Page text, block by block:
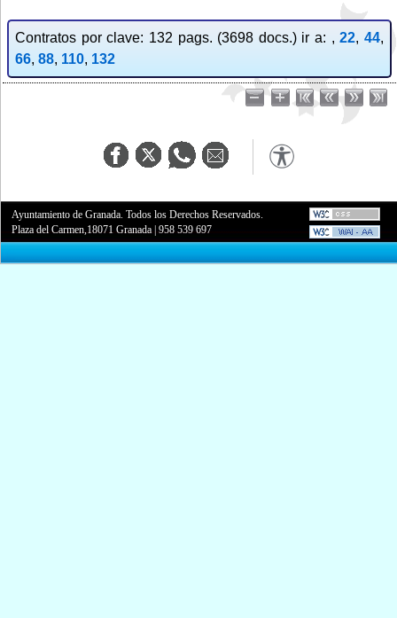
Contratos por clave: 132 pags. (3698 docs.) ir a: ,22,44,
66, 88, 110, 132
Ayuntamiento de Granada. Todos los Derechos Reservados.
Plaza del Carmen,18071 Granada |958 539 697